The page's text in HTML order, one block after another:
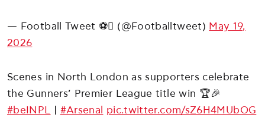
— Football Tweet ⚽ (@Footballtweet) May 19,
2026
Scenes in North London as supporters celebrate
the Gunners’ Premier League title win 🏆🎉
#beINPL
#Arsenal pic.twitter.com/sZ6H4MUbOG